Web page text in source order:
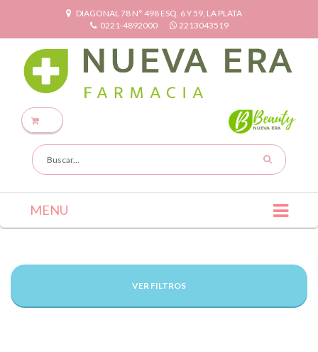
DIAGONAL 78 N° 498 ESQ. 6 Y 59, LA PLATA
0221-4892000
2213043519
MENU
VER FILTROS